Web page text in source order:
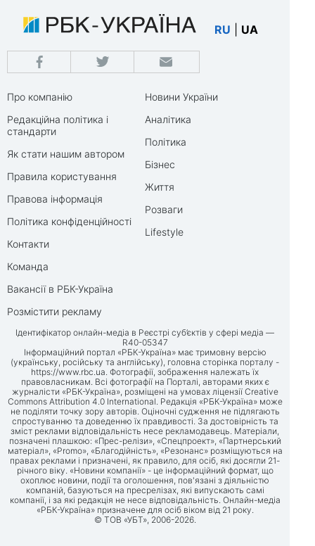
RU UA
Про компанію
Редакційна політика і
стандарти
Як стати нашим автором
Правила користування
Правова інформація
Політика конфіденційності
Контакти
Команда
Вакансії в РБК-Україна
Розмістити рекламу
Новини України
Аналітика
Політика
Бізнес
Життя
Розваги
Lifestyle
Ідентифікатор онлайн-медіа в Реєстрі суб’єктів у сфері медіа —
R40-05347
Інформаційний портал «РБК-Україна» має тримовну версію
(українську, російську та англійську), головна сторінка порталу -
https://www.rbc.ua. Фотографії, зображення належать їх
правовласникам. Всі фотографії на Порталі, авторами яких є
журналісти «РБК-Україна», розміщені на умовах ліцензії Creative
Commons Attribution 4.0 International. Редакція «РБК-Україна» може
не поділяти точку зору авторів. Оціночні судження не підлягають
спростуванню та доведенню їх правдивості. За достовірність та
зміст реклами відповідальність несе рекламодавець. Матеріали,
позначені плашкою: «Прес-релізи», «Спецпроект», «Партнерський
матеріал», «Promo», «Благодійність», «Резонанс» розміщуються на
правах реклами і призначені, як правило, для осіб, які досягли 21-
річного віку. «Новини компанії» - це інформаційний формат, що
охоплює новини, події та оголошення, пов'язані з діяльністю
компаній, базуються на пресрелізах, які випускають самі
компанії, і за які редакція не несе відповідальність. Онлайн-медіа
«РБК-Україна» призначене для осіб віком від 21 року.
© ТОВ «УБТ», 2006-2026.